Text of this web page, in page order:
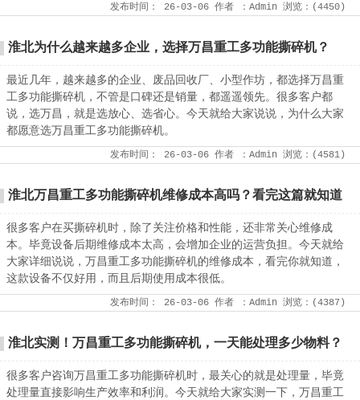
发布时间： 26-03-06 作者 ：Admin 浏览：(4450 )
淮北为什么越来越多企业，选择万昌重工多功能撕碎机？
最近几年，越来越多的企业、废品回收厂、小型作坊，都选择万昌重
工多功能撕碎机，不管是口碑还是销量，都遥遥领先。很多客户都
说，选万昌，就是选放心、选省心。今天就给大家说说，为什么大家
都愿意选万昌重工多功能撕碎机。
发布时间： 26-03-06 作者 ：Admin 浏览：(4581 )
淮北万昌重工多功能撕碎机维修成本高吗？看完这篇就知道
很多客户在买撕碎机时，除了关注价格和性能，还非常关心维修成
本。毕竟设备后期维修成本太高，会增加企业的运营负担。今天就给
大家详细说说，万昌重工多功能撕碎机的维修成本，看完你就知道，
这款设备不仅好用，而且后期使用成本很低。
发布时间： 26-03-06 作者 ：Admin 浏览：(4387 )
淮北实测！万昌重工多功能撕碎机，一天能处理多少物料？
很多客户咨询万昌重工多功能撕碎机时，最关心的就是处理量，毕竟
处理量直接影响生产效率和利润。今天就给大家实测一下，万昌重工